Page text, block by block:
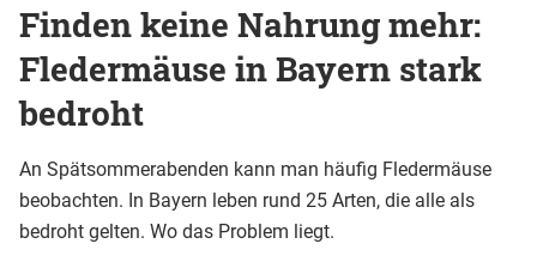
Finden keine Nahrung mehr:
Fledermäuse in Bayern stark
bedroht
An Spätsommerabenden kann man häufig Fledermäuse
beobachten. In Bayern leben rund 25 Arten, die alle als
bedroht gelten. Wo das Problem liegt.